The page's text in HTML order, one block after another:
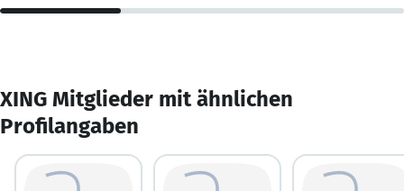
XING Mitglieder mit ähnlichen
Profilangaben